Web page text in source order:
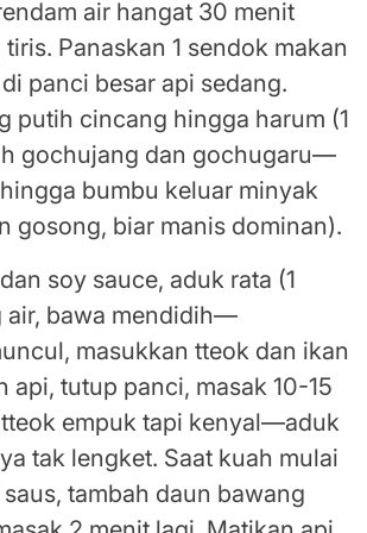
air hangat 30 menit
Panaskan 1 sendok makan
panci besar api sedang.
putih cincang hingga harum (1
gochujang dan gochugaru—
bumbu keluar minyak
gosong, biar manis dominan).
soy sauce, aduk rata (1
air, bawa mendidih—
masukkan tteok dan ikan
api, tutup panci, masak 10-15
empuk tapi kenyal—aduk
tak lengket. Saat kuah mulai
tambah daun bawang